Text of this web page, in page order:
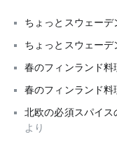
ちょっとスウェー
ちょっとスウェー
春のフィンランド料
春のフィンランド料
北欧の必須スパイ
より